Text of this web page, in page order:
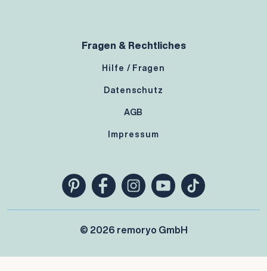
Fragen & Rechtliches
Hilfe / Fragen
Datenschutz
AGB
Impressum
© 2026 remoryo GmbH